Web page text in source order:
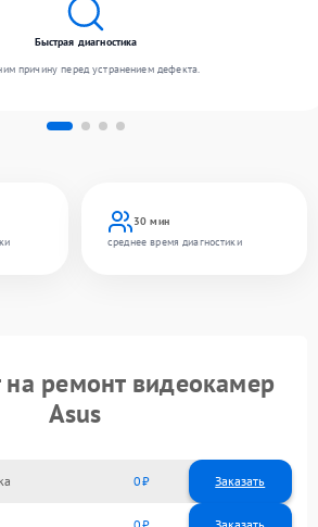
30 мин
среднее время диагностики
Быстрая диагностика
причину перед устранением дефекта.
на ремонт видеокамер
Asus
0 Заказать